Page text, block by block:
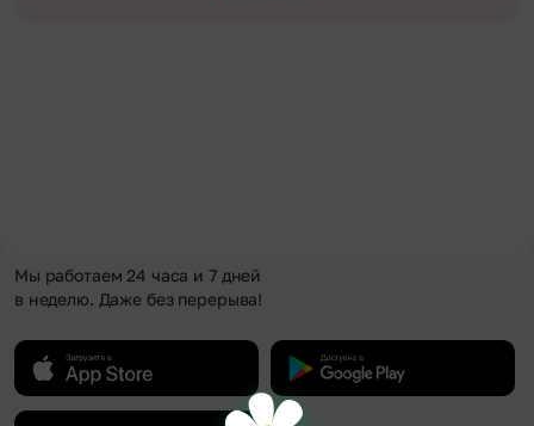
Мы работаем 24 часа и 7 дней
в неделю. Даже без перерыва!